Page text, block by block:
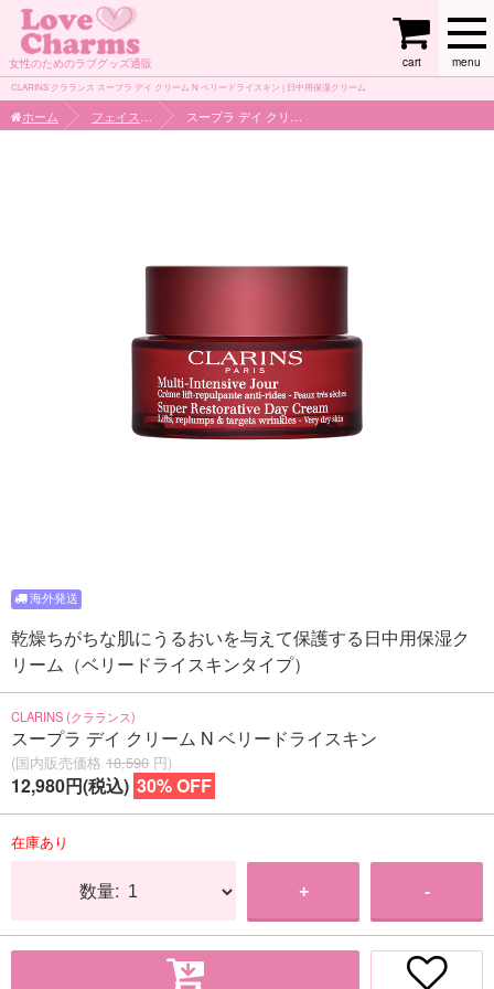
女性のためのラブグッズ通販 menu
cart
CLARINS クラランス スープラ デイ クリーム N ベリードライスキン | 日中用保湿クリーム
ホーム
乾燥ちがちな肌にうるおいを与えて保護する日中用保湿ク
リーム（ベリードライスキンタイプ）
CLARINS (クラランス)
スープラ デイ クリーム N ベリードライスキン
(国内販売価格 18,590 円)
12,980円(税込) 30% OFF
在庫あり
数量: + -